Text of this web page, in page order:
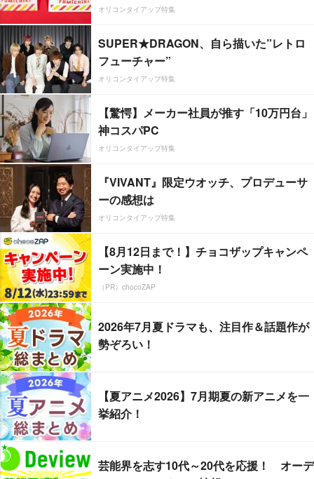
オリコンタイアップ特集
SUPER★DRAGON、自ら描いた”レトロ
フューチャー”
オリコンタイアップ特集
【驚愕】メーカー社員が推す「10万円台」
神コスパPC
オリコンタイアップ特集
『VIVANT』限定ウオッチ、プロデューサ
ーの感想は
オリコンタイアップ特集
【8月12日まで！】チョコザップキャンペ
ーン実施中！
（PR）chocoZAP
2026年7月夏ドラマも、注目作＆話題作が
勢ぞろい！
【夏アニメ2026】7月期夏の新アニメを一
挙紹介！
芸能界を志す10代～20代を応援！ オーデ